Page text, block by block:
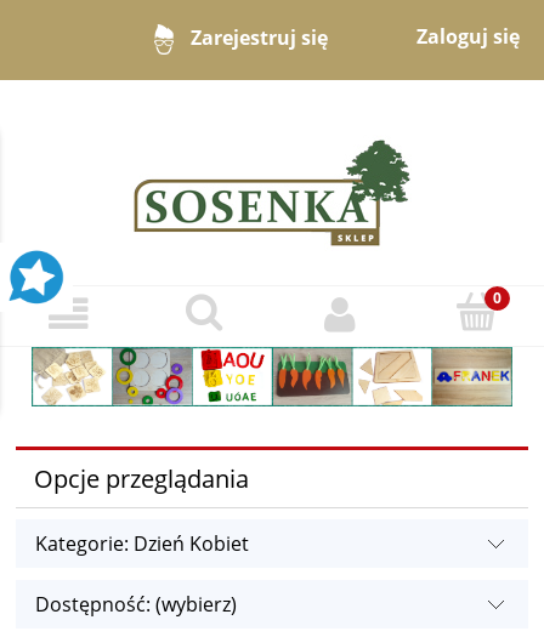
Zarejestruj się Zaloguj się
Opcje przeglądania
Kategorie: Dzień Kobiet
Dostępność: (wybierz)